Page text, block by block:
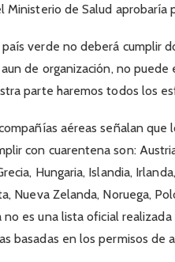
Ministerio de Salud aprobaría
verde no deberá cumplir
de organización, no
parte haremos todos los
aéreas señalan
con cuarentena son:
Hungaria, Islandia,
Nueva Zelanda, Noruega,
no es una lista oficial
basadas en los permisos de